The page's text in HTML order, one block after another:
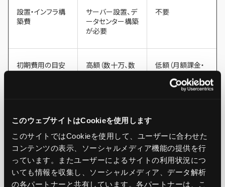
このウェブサイトはCookieを使用します
このサイトではCookieを使用して、ユーザーに合わせた
コンテンツの表示、ソーシャルメディア機能の提供を行
っています。またユーザーによるサイトの利用状況につ
いても情報を収集し、ソーシャルメディア、データ解析
の各パートナーと共有しています。各パートナーは、こ
設置・インフラ構
築費
サーバー設置、デ
ータセンター構築
が必要
不要
初期費用の目安
高額（数十万、数
低額（月額課金・
万円〜）
オンプレミスを選択する場合、初期投資が高額になること
が多いです。
ハードウェアの購入に加え、サーバー設置やインフラの構築